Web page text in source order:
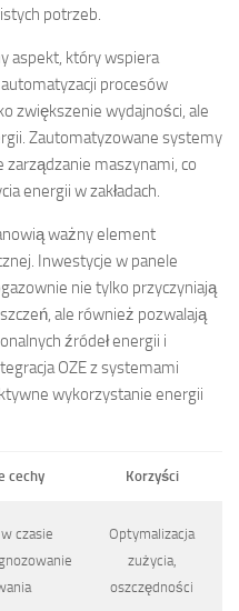
potrzeb.
aspekt, który wspiera
procesów
zwiększenie wydajności, ale
Zautomatyzowane systemy
maszynami, co
energii w zakładach.
ważny element
Inwestycje w panele
nie tylko przyczyniają
ale również pozwalają
źródeł energii i
OZE z systemami
wykorzystanie energii
cechy Korzyści
czasie
Optymalizacja
zużycia,
oszczędności